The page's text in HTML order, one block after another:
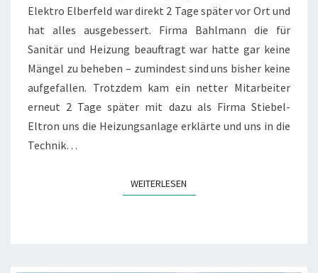
Elektro Elberfeld war direkt 2 Tage später vor Ort und
hat alles ausgebessert. Firma Bahlmann die für
Sanitär und Heizung beauftragt war hatte gar keine
Mängel zu beheben – zumindest sind uns bisher keine
aufgefallen. Trotzdem kam ein netter Mitarbeiter
erneut 2 Tage später mit dazu als Firma Stiebel-
Eltron uns die Heizungsanlage erklärte und uns in die
Technik…
WEITERLESEN